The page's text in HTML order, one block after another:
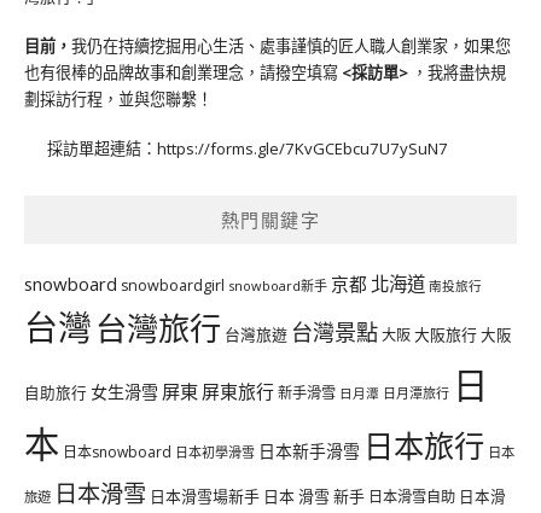
目前， 我仍在持續挖掘用心生活、處事謹慎的匠人職人創業家，如果您
也有很棒的品牌故事和創業理念，請撥空填寫 <採訪單> ，我將盡快規
劃採訪行程，並與您聯繫！
採訪單超連結： https://forms.gle/7KvGCEbcu7U7ySuN7
熱門關鍵字
snowboard snowboardgirl snowboard新手 京都 北海道 南投旅行
台灣台灣旅行 台灣旅遊 台灣景點大阪大阪旅行大阪
自助旅行 女生滑雪 屏東 屏東旅行新手滑雪 日月潭 日月潭旅行 日
本 日本snowboard 日本初學滑雪 日本新手滑雪 日本旅行 日本
旅遊 日本滑雪 日本滑雪場新手 日本 滑雪 新手 日本滑雪自助 日本滑